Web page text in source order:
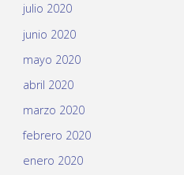
julio 2020
junio 2020
mayo 2020
abril 2020
marzo 2020
febrero 2020
enero 2020